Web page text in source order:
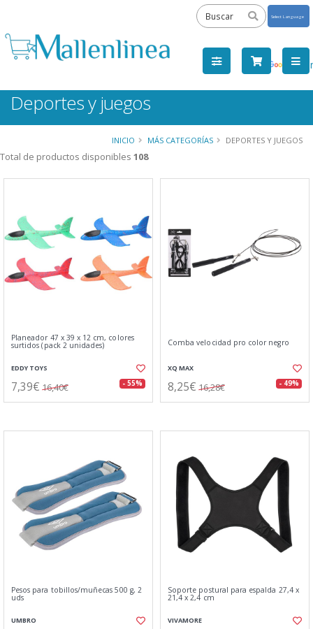
by
Deportes y juegos
INICIO MÁS CATEGORÍAS DEPORTES Y JUEGOS
Total de productos disponibles 108
Planeador 47 x 39 x 12 cm, colores
surtidos (pack 2 unidades)
EDDY TOYS
7,39€ 16,40€ - 55%
Comba velocidad pro color negro
XQ MAX
8,25€ 16,28€ - 49%
Pesos para tobillos/muñecas 500 g, 2
uds
UMBRO
Soporte postural para espalda 27,4 x
21,4 x 2,4 cm
VIVAMORE